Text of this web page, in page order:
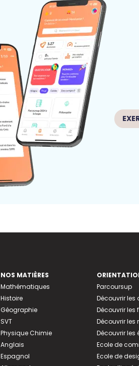
NOS MATIÈRES
Mathématiques
Histoire
Géographie
SVT
Physique Chimie
Anglais
Espagnol
Parcoursup
Découvrir les
Découvrir les
Découvrir les
Découvrir les
Ecole de
Ecole de